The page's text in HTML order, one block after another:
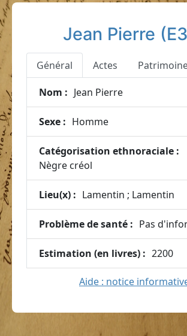
Jean Pierre
Général Actes
Nom : Jean Pierre
Sexe : Homme
Catégorisation ethnoraciale :
Nègre créol
Lieu(x) : Lamentin ; Lamentin
Problème de santé : Pas
Estimation (en livres) : 2200
Aide : notice